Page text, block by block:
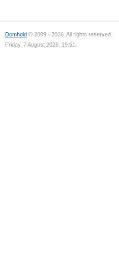
Domhold © 2009 - 2026. All rights reserved.
Friday, 7 August 2026, 19:51